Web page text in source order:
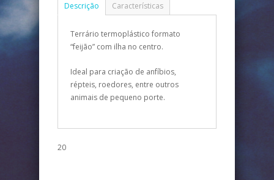
Descrição Características
Terrário termoplástico formato
“feijão” com ilha no centro.
Ideal para criação de anfíbios,
répteis, roedores, entre outros
animais de pequeno porte.
20